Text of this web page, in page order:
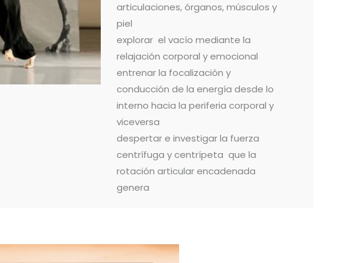
articulaciones, órganos, músculos y
piel
explorar el vacío mediante la
relajación corporal y emocional
entrenar la focalización y
conducción de la energía desde lo
interno hacia la periferia corporal y
viceversa
despertar e investigar la fuerza
centrífuga y centrípeta que la
rotación articular encadenada
genera